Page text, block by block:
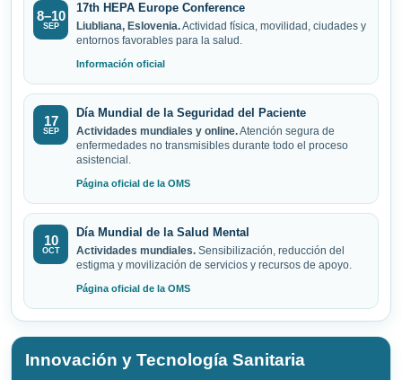
8–10
SEP
17th HEPA Europe Conference
Liubliana, Eslovenia.Actividad física, movilidad, ciudades y
entornos favorables para la salud.
Información oficial
17
SEP
Día Mundial de la Seguridad del Paciente
Actividades mundiales y online.Atención segura de
enfermedades no transmisibles durante todo el proceso
asistencial.
Página oficial de la OMS
10
OCT
Día Mundial de la Salud Mental
Actividades mundiales. Sensibilización, reducción del
estigma y movilización de servicios y recursos de apoyo.
Página oficial de la OMS
Innovación y Tecnología Sanitaria